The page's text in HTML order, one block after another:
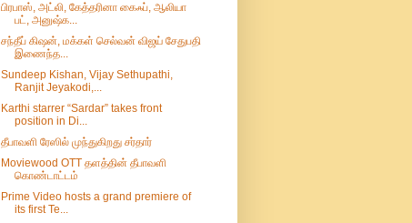
பிரபாஸ், அட்லி, கேத்தரினா கைஃப், ஆலியா
பட், அனுஷ்க...
சந்தீப் கிஷன், மக்கள் செல்வன் விஜய் சேதுபதி
இணைந்த...
Sundeep Kishan, Vijay Sethupathi,
Ranjit Jeyakodi,...
Karthi starrer “Sardar” takes front
position in Di...
தீபாவளி ரேஸில் முந்துகிறது சர்தார்
Moviewood OTT தளத்தின் தீபாவளி
கொண்டாட்டம்
Prime Video hosts a grand premiere of
its first Te...